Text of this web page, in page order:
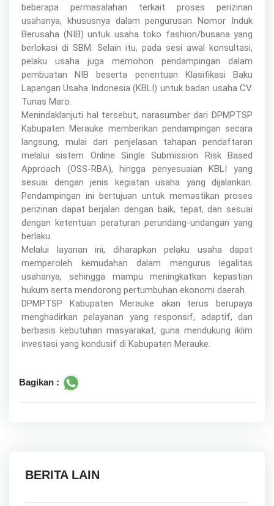
beberapa permasalahan terkait proses perizinan
usahanya, khususnya dalam pengurusan Nomor Induk
Berusaha (NIB) untuk usaha toko fashion/busana yang
berlokasi di SBM. Selain itu, pada sesi awal konsultasi,
pelaku usaha juga memohon pendampingan dalam
pembuatan NIB beserta penentuan Klasifikasi Baku
Lapangan Usaha Indonesia (KBLI) untuk badan usaha CV.
Tunas Maro.
Menindaklanjuti hal tersebut, narasumber dari DPMPTSP
Kabupaten Merauke memberikan pendampingan secara
langsung, mulai dari penjelasan tahapan pendaftaran
melalui sistem Online Single Submission Risk Based
Approach (OSS-RBA), hingga penyesuaian KBLI yang
sesuai dengan jenis kegiatan usaha yang dijalankan.
Pendampingan ini bertujuan untuk memastikan proses
perizinan dapat berjalan dengan baik, tepat, dan sesuai
dengan ketentuan peraturan perundang-undangan yang
berlaku.
Melalui layanan ini, diharapkan pelaku usaha dapat
memperoleh kemudahan dalam mengurus legalitas
usahanya, sehingga mampu meningkatkan kepastian
hukum serta mendorong pertumbuhan ekonomi daerah.
DPMPTSP Kabupaten Merauke akan terus berupaya
menghadirkan pelayanan yang responsif, adaptif, dan
berbasis kebutuhan masyarakat, guna mendukung iklim
investasi yang kondusif di Kabupaten Merauke.
Bagikan :
BERITA LAIN